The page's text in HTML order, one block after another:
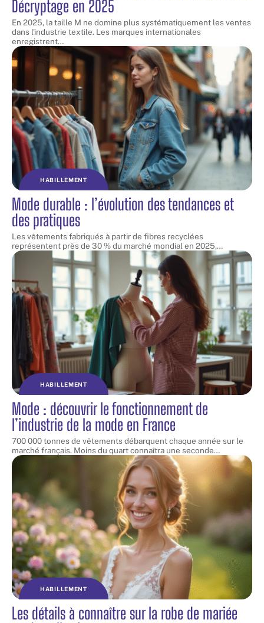
Décryptage en 2025
En 2025, la taille M ne domine plus systématiquement les ventes
dans l'industrie textile. Les marques internationales
enregistrent…
HABILLEMENT
Mode durable : l’évolution des tendances et
des pratiques
Les vêtements fabriqués à partir de fibres recyclées
représentent près de 30 % du marché mondial en 2025,…
HABILLEMENT
Mode : découvrir le fonctionnement de
l’industrie de la mode en France
700 000 tonnes de vêtements débarquent chaque année sur le
marché français. Moins du quart connaîtra une seconde…
HABILLEMENT
Les détails à connaître sur la robe de mariée